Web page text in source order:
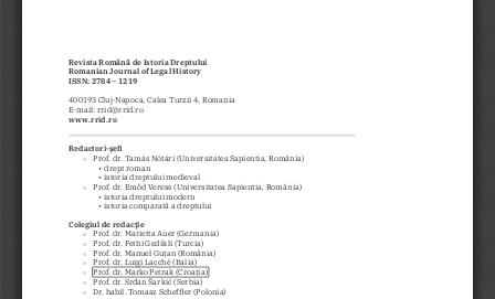
Revista Română de Istoria Dreptului
Romanian Journal of Legal History
ISSN: 2784 – 1219
400193 Cluj-Napoca, Calea Turzii 4, Romania
E-mail: rrid@rrid.ro
www.rrid.ro
Redactori-șefi
Prof. dr. Tamás Nótári (Universitatea Sapientia, România)
•   drept roman
•   istoria dreptului medieval
Prof. dr. Emőd Veress (Universitatea Sapientia, România)
•   istoria dreptului modern
• istoria comparată a dreptului
Colegiul de redacție
Prof. dr. Marietta Auer (Germania)
Prof. dr. Fethi Gedikli (Turcia)
Prof. dr. Manuel Guțan (România)
Prof. dr. Luigi Lacchè (Italia)
Prof. dr. Marko Petrak (Croația)
Prof. dr. Srđan Šarkić (Serbia)
Dr. habil. Tomasz Scheffler (Polonia)